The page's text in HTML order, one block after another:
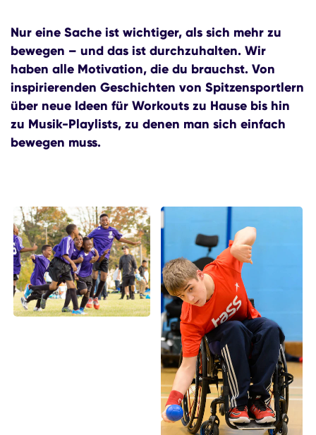
Nur eine Sache ist wichtiger, als sich mehr zu
bewegen – und das ist durchzuhalten. Wir
haben alle Motivation, die du brauchst. Von
inspirierenden Geschichten von Spitzensportlern
über neue Ideen für Workouts zu Hause bis hin
zu Musik-Playlists, zu denen man sich einfach
bewegen muss.